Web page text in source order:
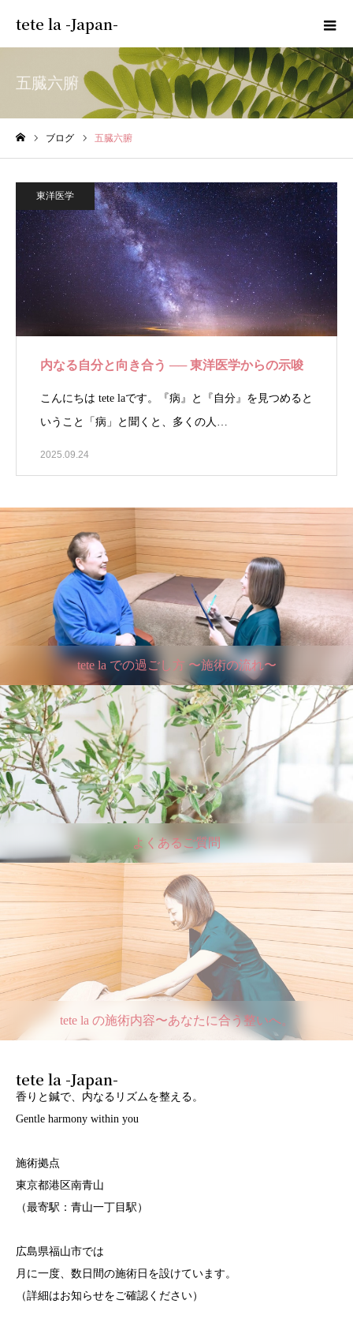
tete la -Japan-
五臓六腑
ブログ 五臓六腑
東洋医学
内なる自分と向き合う ── 東洋医学からの示唆
こんにちは tete laです。『病』と『自分』を見つめると
いうこと「病」と聞くと、多くの人…
2025.09.24
tete la での過ごし方 〜施術の流れ〜
よくあるご質問
tete la の施術内容〜あなたに合う整いへ。
tete la -Japan-
香りと鍼で、内なるリズムを整える。
Gentle harmony within you
施術拠点
東京都港区南青山
（最寄駅：青山一丁目駅）
広島県福山市では
月に一度、数日間の施術日を設けています。
（詳細はお知らせをご確認ください）